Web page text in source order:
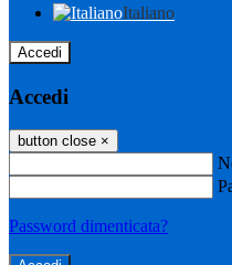
Italiano
Accedi
Accedi
button close ×
Password dimenticata?